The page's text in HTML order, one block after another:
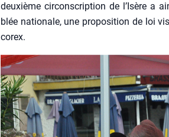
deuxième cir­cons­crip­tion de l’I­sère a
blée natio­nale, une pro­po­si­tion de loi
co­rex.